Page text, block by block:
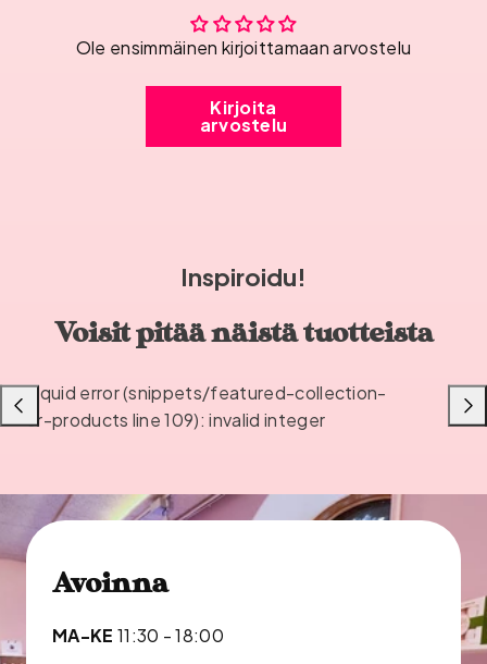
Ole ensimmäinen kirjoittamaan arvostelu
Kirjoita
arvostelu
Inspiroidu!
Voisit pitää näistä tuotteista
Liquid error (snippets/featured-collection-
or-products line 109): invalid integer
Liu'uta
vasemmalle
Avoinna
MA-KE 11:30 - 18:00